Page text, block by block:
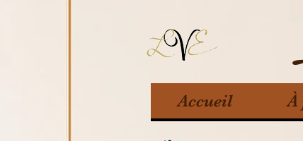
Accueil À